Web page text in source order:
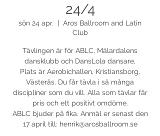
24/4
sön 24 apr.
Aros Ballroom and Latin
Club
Tävlingen är för ABLC, Mälardalens
dansklubb och DansLola dansare,
Plats är Aerobichallen, Kristiansborg,
Västerås. Du får tävla i så många
discipliner som du vill. Alla som tävlar får
pris och ett positivt omdöme.
ABLC bjuder på fika. Anmäl er senast den
17 april till: henrik@arosballroom.se